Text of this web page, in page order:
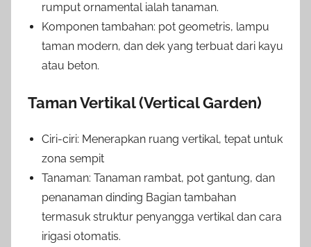
rumput ornamental ialah tanaman.
Komponen tambahan: pot geometris, lampu
taman modern, dan dek yang terbuat dari kayu
atau beton.
Taman Vertikal (Vertical Garden)
Ciri-ciri: Menerapkan ruang vertikal, tepat untuk
zona sempit
Tanaman: Tanaman rambat, pot gantung, dan
penanaman dinding Bagian tambahan
termasuk struktur penyangga vertikal dan cara
irigasi otomatis.